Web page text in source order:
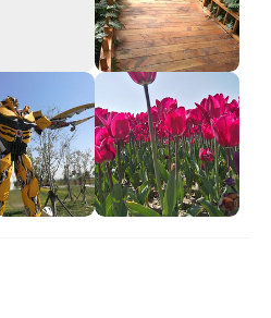
机场方向到底，左拐走滨
路的左面。